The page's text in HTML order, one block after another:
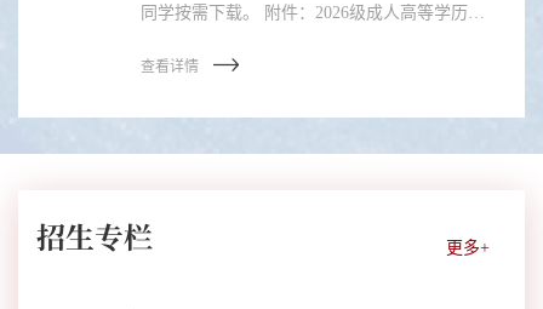
同学按需下载。 附件：2026级成人高等学历教
查看详情
招生专栏 更多+